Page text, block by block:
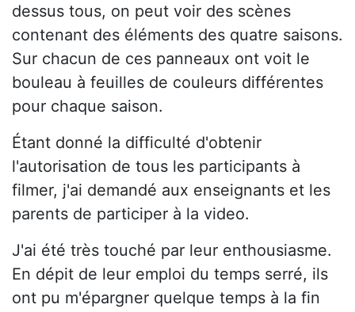
dessus tous, on peut voir des scènes
contenant des éléments des quatre saisons.
Sur chacun de ces panneaux ont voit le
bouleau à feuilles de couleurs différentes
pour chaque saison.
Étant donné la difficulté d'obtenir
l'autorisation de tous les participants à
filmer, j'ai demandé aux enseignants et les
parents de participer à la video.
J'ai été très touché par leur enthousiasme.
En dépit de leur emploi du temps serré, ils
ont pu m'épargner quelque temps à la fin